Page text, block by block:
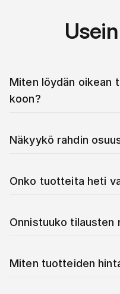
Miten löydän oikean
koon?
Näkyykö rahdin
Onko tuotteita heti
Onnistuuko tilausten
Miten tuotteiden